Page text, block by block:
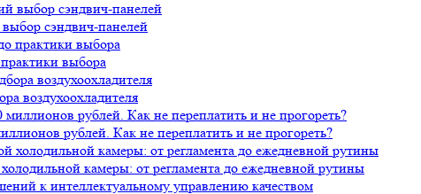
сэндвич-панелей
выбора
воздухоохладителя
рублей. Как не переплатить и не прогореть?
камеры: от регламента до ежедневной рутины